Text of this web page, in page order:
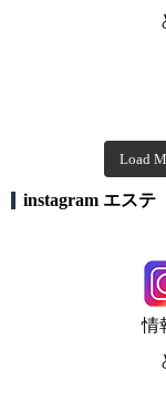
Load
instagram エステ
情